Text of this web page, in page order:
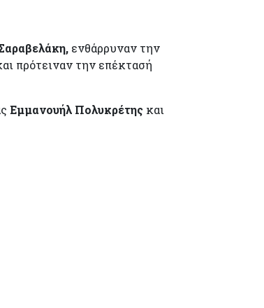
ενθάρρυναν την
πρότειναν την επέκτασή
Εμμανουήλ Πολυκρέτης και